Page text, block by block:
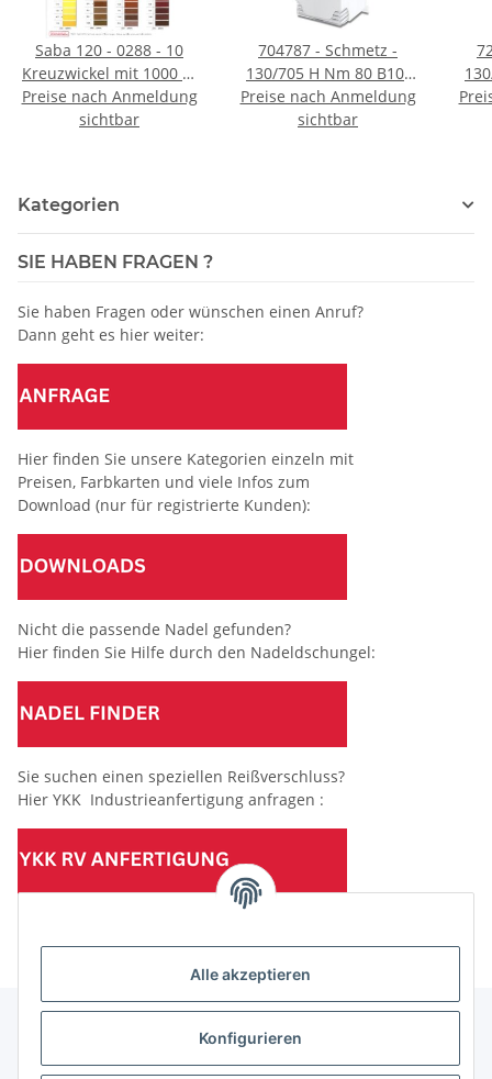
Alle akzeptieren
Konfigurieren
Saba 120 - 0288 - 10
Kreuzwickel mit 1000 m
- Farbnummer angeben
Preise nach Anmeldung
sichtbar
704787 - Schmetz -
130/705 H Nm 80 B10-
Magazin / Nadeldicke =
80 / Preis pro Karte
Preise nach Anmeldung
sichtbar
130/
Kategorien
SIE HABEN FRAGEN ?
Sie haben Fragen oder wünschen einen Anruf?
Dann geht es hier weiter:
Hier finden Sie unsere Kategorien einzeln mit
Preisen, Farbkarten und viele Infos zum
Download (nur für registrierte Kunden):
Nicht die passende Nadel gefunden?
Hier finden Sie Hilfe durch den Nadeldschungel:
Sie suchen einen speziellen Reißverschluss?
Hier YKK Industrieanfertigung anfragen :
(Mindesttabnahmemenge 10 Stück je Länge und Farbe)
Informationen